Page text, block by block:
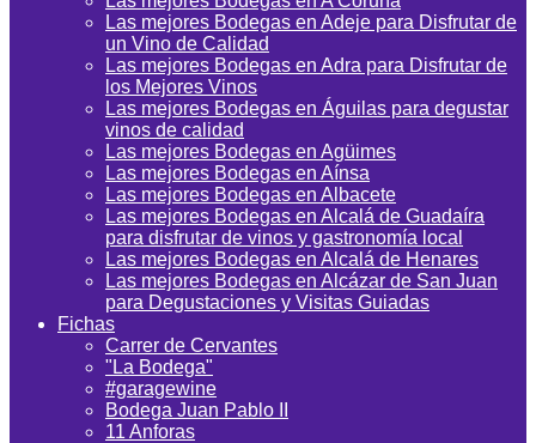
Las mejores Bodegas en Adeje para Disfrutar de
un Vino de Calidad
Las mejores Bodegas en Adra para Disfrutar de
los Mejores Vinos
Las mejores Bodegas en Águilas para degustar
vinos de calidad
Las mejores Bodegas en Agüimes
Las mejores Bodegas en Aínsa
Las mejores Bodegas en Albacete
Las mejores Bodegas en Alcalá de Guadaíra
para disfrutar de vinos y gastronomía local
Las mejores Bodegas en Alcalá de Henares
Las mejores Bodegas en Alcázar de San Juan
para Degustaciones y Visitas Guiadas
Fichas
Carrer de Cervantes
"La Bodega"
#garagewine
Bodega Juan Pablo II
11 Anforas